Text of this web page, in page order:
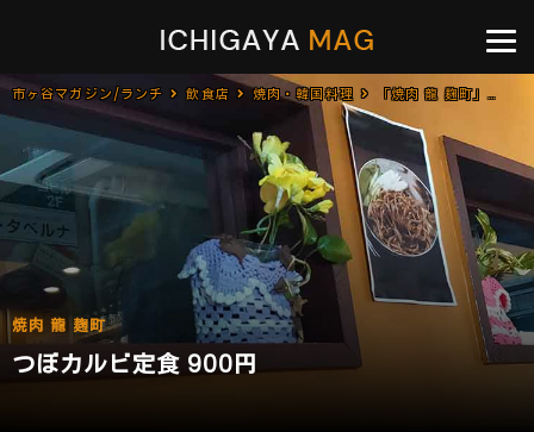
市ヶ谷マガジン/ランチ 飲食店 焼肉・韓国料理 「焼肉 龍 麹町」で「つぼカルビ定食(900円)」のランチ
焼肉 龍 麹町
つぼカルビ定食 900円